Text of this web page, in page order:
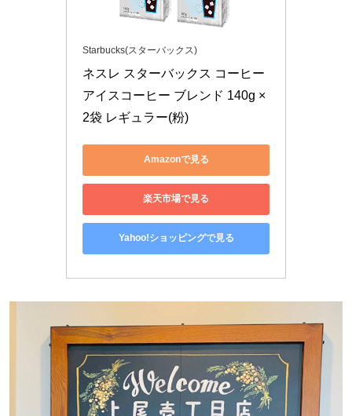
Starbucks(スターバックス)
ネスレ スターバックス コーヒー
アイスコーヒー ブレンド 140g ×
2袋 レギュラー(粉)
Amazonで見る
楽天市場で見る
Yahoo!ショッピングで見る